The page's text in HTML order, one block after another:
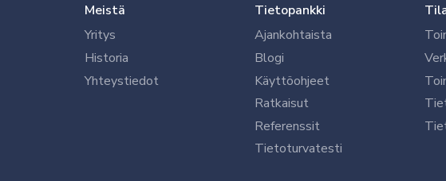
Meistä
Yritys
Historia
Yhteystiedot
Tietopankki
Ajankohtaista
Blogi
Käyttöohjeet
Ratkaisut
Referenssit
Tietoturvatesti